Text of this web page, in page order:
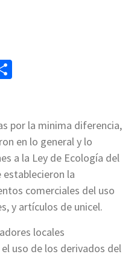
por la minima diferencia,
en lo general y lo
a la Ley de Ecología del
establecieron la
comerciales del uso
y artículos de unicel.
locales
uso de los derivados del